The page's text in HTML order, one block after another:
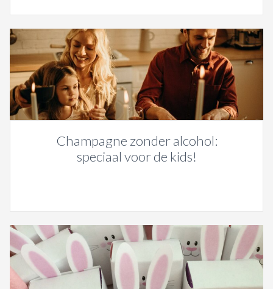
Champagne zonder alcohol:
speciaal voor de kids!